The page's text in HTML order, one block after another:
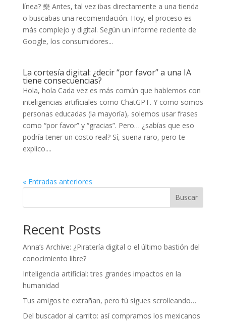
línea? 樂 Antes, tal vez ibas directamente a una tienda
o buscabas una recomendación. Hoy, el proceso es
más complejo y digital. Según un informe reciente de
Google, los consumidores...
La cortesía digital: ¿decir “por favor” a una IA
tiene consecuencias?
Hola, hola Cada vez es más común que hablemos con
inteligencias artificiales como ChatGPT. Y como somos
personas educadas (la mayoría), solemos usar frases
como “por favor” y “gracias”. Pero… ¿sabías que eso
podría tener un costo real? Sí, suena raro, pero te
explico....
« Entradas anteriores
Buscar
Recent Posts
Anna’s Archive: ¿Piratería digital o el último bastión del
conocimiento libre?
Inteligencia artificial: tres grandes impactos en la
humanidad
Tus amigos te extrañan, pero tú sigues scrolleando…
Del buscador al carrito: así compramos los mexicanos